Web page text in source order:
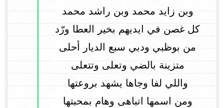
وبن زايد محمد وبن راشد محمد
كل غصن في ايديهم بخير العطا ورّد
من بوظبي ودبي سبع الديار أحلى
متزينة بالضي وتعلى وتتعلى
واللي لفا وجاها يشهد بروعتها
ومن اسمها اتباهى وهام بمحبتها